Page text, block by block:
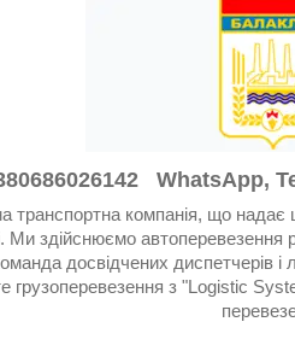
транспортна компанія, що надає
Ми здійснюємо автоперевезення
досвідчених диспетчерів і
грузоперевезення з "Logistic